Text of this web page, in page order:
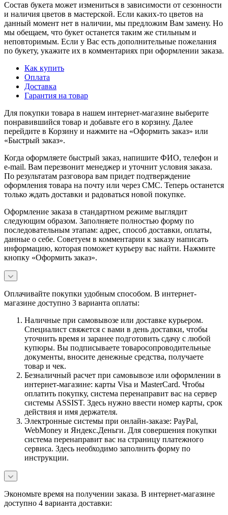
Состав букета может измениться в зависимости от сезонности
и наличия цветов в мастерской. Если каких-то цветов на
данный момент нет в наличии, мы предложим Вам замену. Но
мы обещаем, что букет останется таким же стильным и
неповторимым. Если у Вас есть дополнительные пожелания
по букету, укажите их в комментариях при оформлении заказа.
Как купить
Оплата
Доставка
Гарантия на товар
Для покупки товара в нашем интернет-магазине выберите
понравившийся товар и добавьте его в корзину. Далее
перейдите в Корзину и нажмите на «Оформить заказ» или
«Быстрый заказ».
Когда оформляете быстрый заказ, напишите ФИО, телефон и
e-mail. Вам перезвонит менеджер и уточнит условия заказа.
По результатам разговора вам придет подтверждение
оформления товара на почту или через СМС. Теперь останется
только ждать доставки и радоваться новой покупке.
Оформление заказа в стандартном режиме выглядит
следующим образом. Заполняете полностью форму по
последовательным этапам: адрес, способ доставки, оплаты,
данные о себе. Советуем в комментарии к заказу написать
информацию, которая поможет курьеру вас найти. Нажмите
кнопку «Оформить заказ».
Оплачивайте покупки удобным способом. В интернет-
магазине доступно 3 варианта оплаты:
Наличные при самовывозе или доставке курьером.
Специалист свяжется с вами в день доставки, чтобы
уточнить время и заранее подготовить сдачу с любой
купюры. Вы подписываете товаросопроводительные
документы, вносите денежные средства, получаете
товар и чек.
Безналичный расчет при самовывозе или оформлении в
интернет-магазине: карты Visa и MasterCard. Чтобы
оплатить покупку, система перенаправит вас на сервер
системы ASSIST. Здесь нужно ввести номер карты, срок
действия и имя держателя.
Электронные системы при онлайн-заказе: PayPal,
WebMoney и Яндекс.Деньги. Для совершения покупки
система перенаправит вас на страницу платежного
сервиса. Здесь необходимо заполнить форму по
инструкции.
Экономьте время на получении заказа. В интернет-магазине
доступно 4 варианта доставки: